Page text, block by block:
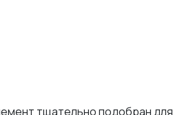
тщательно подобран для